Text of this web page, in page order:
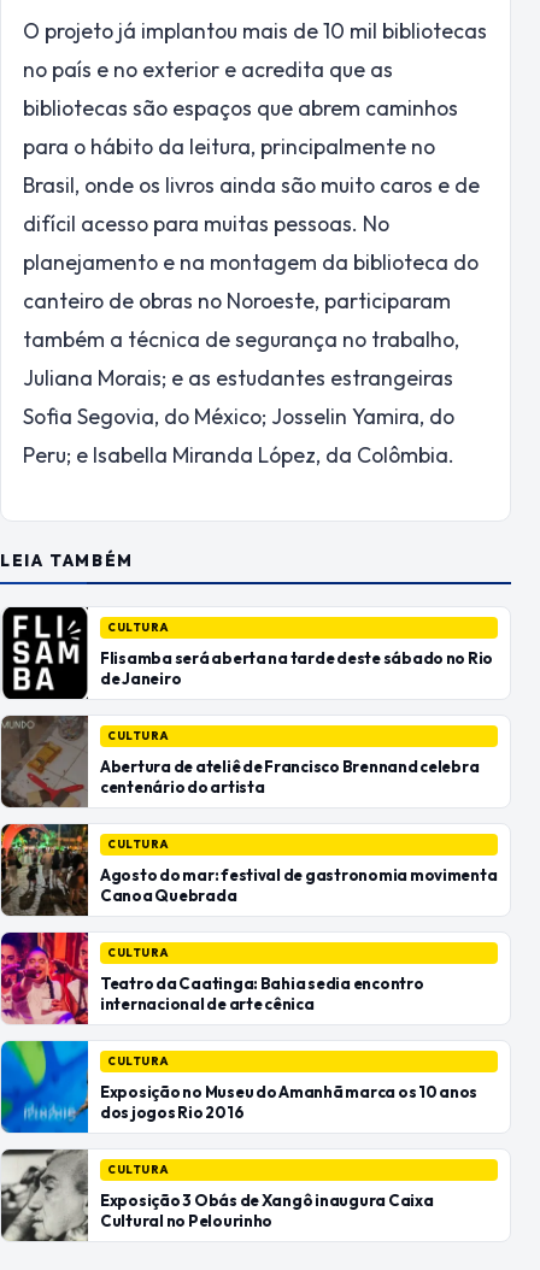
O projeto já implantou mais de 10 mil bibliotecas
no país e no exterior e acredita que as
bibliotecas são espaços que abrem caminhos
para o hábito da leitura, principalmente no
Brasil, onde os livros ainda são muito caros e de
difícil acesso para muitas pessoas. No
planejamento e na montagem da biblioteca do
canteiro de obras no Noroeste, participaram
também a técnica de segurança no trabalho,
Juliana Morais; e as estudantes estrangeiras
Sofia Segovia, do México; Josselin Yamira, do
Peru; e Isabella Miranda López, da Colômbia.
LEIA TAMBÉM
CULTURA
Flisamba será aberta na tarde deste sábado no Rio
de Janeiro
CULTURA
Abertura de ateliê de Francisco Brennand celebra
centenário do artista
CULTURA
Agosto do mar: festival de gastronomia movimenta
Canoa Quebrada
CULTURA
Teatro da Caatinga: Bahia sedia encontro
internacional de arte cênica
CULTURA
Exposição no Museu do Amanhã marca os 10 anos
dos jogos Rio 2016
CULTURA
Exposição 3 Obás de Xangô inaugura Caixa
Cultural no Pelourinho